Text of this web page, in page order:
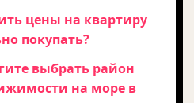
цены на квартиру
покупать?
выбрать район
на море в